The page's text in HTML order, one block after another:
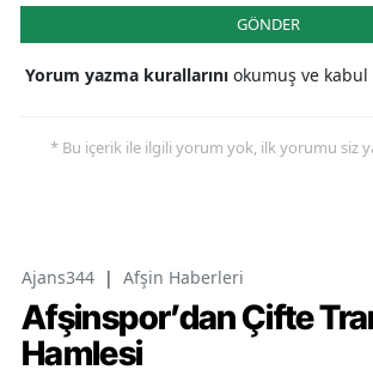
GÖNDER
Yorum yazma kurallarını okumuş ve kabul
* Bu içerik ile ilgili yorum yok, ilk yorumu siz
Ajans344 | Afşin Haberleri
Afşinspor’dan Çifte
Hamlesi